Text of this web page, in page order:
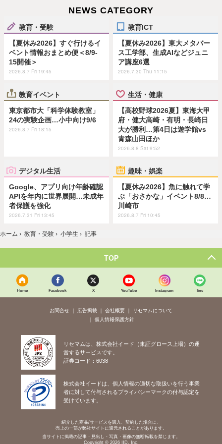
NEWS CATEGORY
教育・受験
【夏休み2026】すぐ行けるイ
ベント情報おまとめ便＜8/9-
15開催＞
2026.8.7 Fri 19:45
教育ICT
【夏休み2026】東大メタバー
ス工学部、生成AIなどジュニ
ア講座6選
2026.7.30 Thu 11:15
教育イベント
東京都市大「科学体験教室」
24の実験企画…小中向け9/6
2026.8.7 Fri 18:15
生活・健康
【高校野球2026夏】東海大甲
府・健大高崎・有明・長崎日
大が勝利…第4日は遊学館vs
青森山田ほか
2026.8.8 Sat 9:52
デジタル生活
Google、アプリ向け年齢確認
APIを年内に世界展開…未成年
者保護を強化
2026.7.31 Fri 13:45
趣味・娯楽
【夏休み2026】魚に触れて学
ぶ「おさかな」イベント8/8…
川崎市
2026.8.7 Fri 10:45
ホーム › 教育・受験 › 小学生 › 記事
TOP
Home Facebook X YouTube Instagram line
お問合せ 広告掲載 会社概要
リセマムについて
個人情報保護方針
リセマムは、株式会社イード（東証グロース上場）の運
営するサービスです。
証券コード：6038
株式会社イードは、個人情報の適切な取扱いを行う事業
者に対して付与されるプライバシーマークの付与認定を
受けています。
紹介した商品/サービスを購入、契約した場合に、
売上の一部が弊社サイトに還元されることがあります。
当サイトに掲載の記事・見出し・写真・画像の無断転載を禁じます。
Copyright © 2026 IID, Inc.